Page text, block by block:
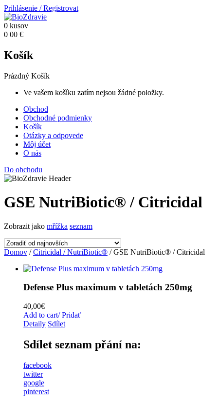
Prihlásenie /Registrovat
0 kusov
0 00 €
Košík
Prázdný Košík
Ve vašem košíku zatím nejsou žádné položky.
Obchod
Obchodné podmienky
Košík
Otázky a odpovede
Môj účet
O nás
Do obchodu
GSE NutriBiotic® / Citricidal
Zobrazit jako mřížka seznam
Domov /Citricidal / NutriBiotic® / GSE NutriBiotic® / Citricidal
Defense Plus maximum v tabletách 250mg
40,00€
Add to cart/ Pridať
Detaily Sdílet
Sdílet seznam přání na:
facebook
twitter
google
pinterest